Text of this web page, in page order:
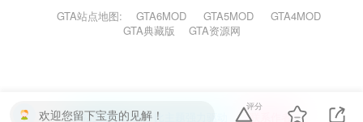
GTA站点地图: GTA6MOD GTA5MOD
GTA4MOD
GTA典藏版
GTA资源网
欢迎您留下宝贵的见解！
评分
本站主题由Zibll子比主题强力驱动 联系作者